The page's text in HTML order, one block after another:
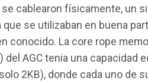
se cablearon fí­sicamente, un
se utilizaban en buena
conocido. La core rope
del AGC tenia una capacidad
2KB), donde cada uno de